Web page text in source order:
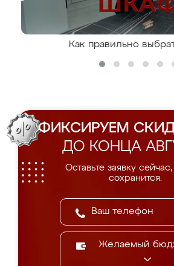
Как правильно
ФИКСИРУЕМ
ДО КОНЦА
Оставьте заявку
сохранится.
Желаемый